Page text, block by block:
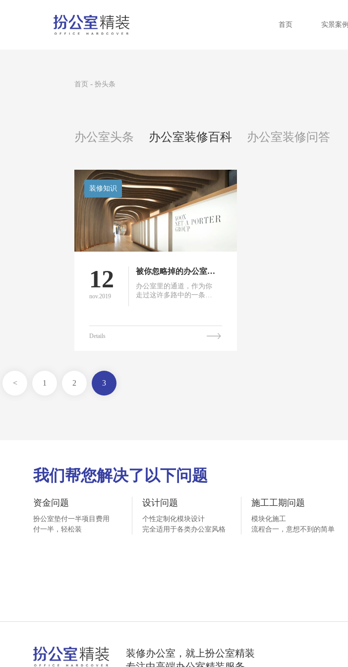
首页 实景案例
首页 - 扮头条
办公室头条 办公室装修百科 办公室装修问答
12
nov.2019
被你忽略掉的办公室过道，竟然被别人玩出这么多花样来！
办公室里的通道，作为你
走过这许多路中的一条，
Details
装修知识
< 1 2 3
我们帮您解决了以下问题
资金问题
扮公室垫付一半项目费用
付一半，轻松装
设计问题
个性定制化模块设计
完全适用于各类办公室风格
施工工期问题
模块化施工
流程合一，意想不到的简单
装修办公室，就上扮公室精装